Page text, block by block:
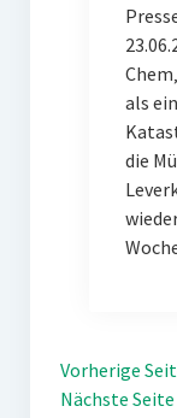
als
die
Vorherige
Nächste Seite